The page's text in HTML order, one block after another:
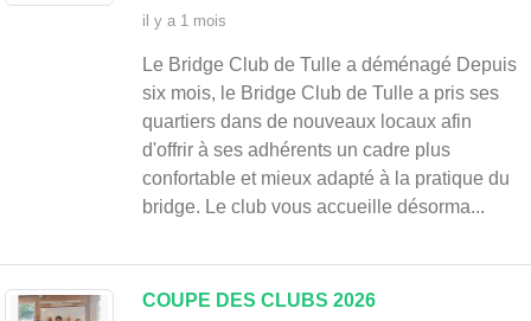
il y a 1 mois
Le Bridge Club de Tulle a déménagé Depuis
six mois, le Bridge Club de Tulle a pris ses
quartiers dans de nouveaux locaux afin
d'offrir à ses adhérents un cadre plus
confortable et mieux adapté à la pratique du
bridge. Le club vous accueille désorma...
COUPE DES CLUBS 2026